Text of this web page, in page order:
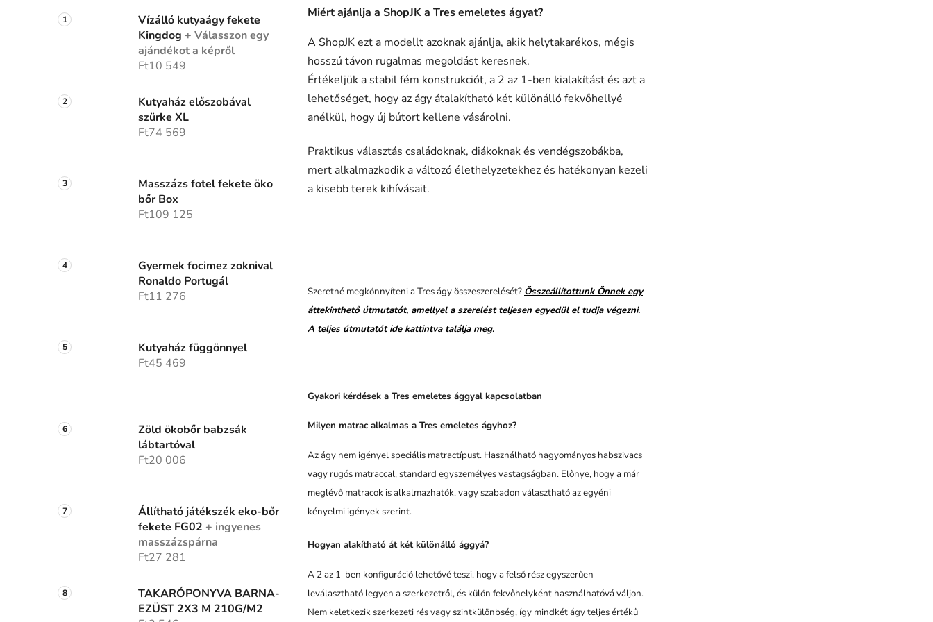
Vízálló kutyaágy fekete
Kingdog + Válasszon egy
ajándékot a képről
Ft10 549
Kutyaház előszobával
szürke XL
Ft74 569
Masszázs fotel fekete öko
bőr Box
Ft109 125
Gyermek focimez zoknival
Ronaldo Portugál
Ft11 276
Kutyaház függönnyel
Ft45 469
Zöld ökobőr babzsák
lábtartóval
Ft20 006
Állítható játékszék eko-bőr
fekete FG02 + ingyenes
masszázspárna
Ft27 281
TAKARÓPONYVA BARNA-
EZÜST 2X3 M 210G/M2
Miért ajánlja a ShopJK a Tres emeletes ágyat?
A ShopJK ezt a modellt azoknak ajánlja, akik helytakarékos, mégis
hosszú távon rugalmas megoldást keresnek.
Értékeljük a stabil fém konstrukciót, a 2 az 1-ben kialakítást és azt a
lehetőséget, hogy az ágy átalakítható két különálló fekvőhellyé
anélkül, hogy új bútort kellene vásárolni.
Praktikus választás családoknak, diákoknak és vendégszobákba,
mert alkalmazkodik a változó élethelyzetekhez és hatékonyan kezeli
a kisebb terek kihívásait.
Szeretné megkönnyíteni a Tres ágy összeszerelését? Összeállítottunk Önnek egy
áttekinthető útmutatót, amellyel a szerelést teljesen egyedül el tudja végezni.
A teljes útmutatót ide kattintva találja meg.
Gyakori kérdések a Tres emeletes ággyal kapcsolatban
Milyen matrac alkalmas a Tres emeletes ágyhoz?
Az ágy nem igényel speciális matractípust. Használható hagyományos habszivacs
vagy rugós matraccal, standard egyszemélyes vastagságban. Előnye, hogy a már
meglévő matracok is alkalmazhatók, vagy szabadon választható az egyéni
kényelmi igények szerint.
Hogyan alakítható át két különálló ággyá?
A 2 az 1-ben konfiguráció lehetővé teszi, hogy a felső rész egyszerűen
leválasztható legyen a szerkezetről, és külön fekvőhelyként használhatóvá váljon.
Nem keletkezik szerkezeti rés vagy szintkülönbség, így mindkét ágy teljes értékű